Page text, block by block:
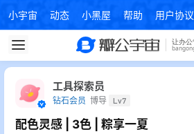
小宇宙 动态 小黑屋 帮助 用户协议
工具探索员
钻石会员 博导 Lv7
配色灵感 | 3色 | 粽享一夏